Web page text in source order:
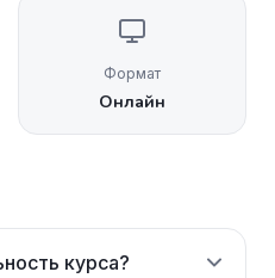
Формат
Онлайн
курса?